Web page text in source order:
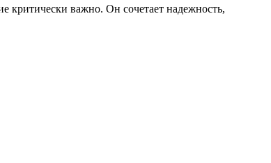
важно. Он сочетает надежность,